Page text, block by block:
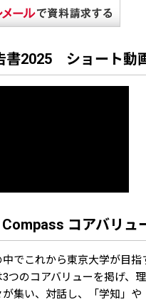
書2025 ショート動
コアバリュ
でこれから東京大学が目
つのコアバリューを掲げ、
集い、対話し、「学知」や